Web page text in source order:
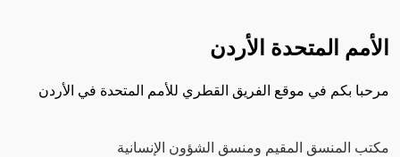
الأمم المتحدة الأردن
مرحبا بكم في موقع الفريق القطري للأمم المتحدة في الأردن
مكتب المنسق المقيم ومنسق الشؤون الإنسانية